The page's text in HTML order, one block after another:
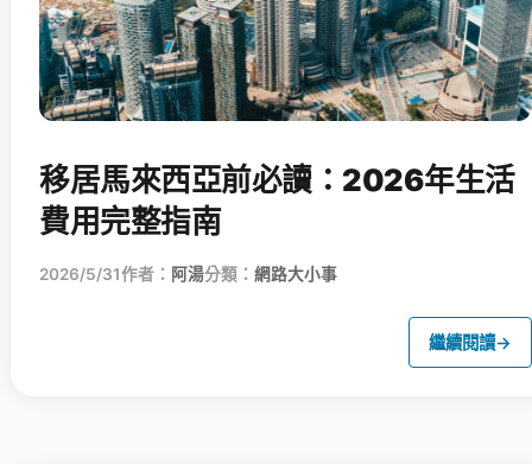
移居馬來西亞前必讀：2026年生活
費用完整指南
2026/5/31作者： 阿湯分類： 網路大小事
繼續閱讀→